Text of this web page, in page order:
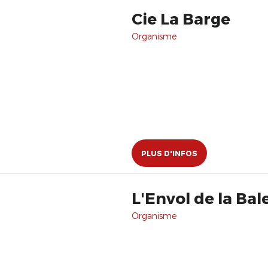
Cie La Barge
Organisme
PLUS D'INFOS
L'Envol de la
Organisme